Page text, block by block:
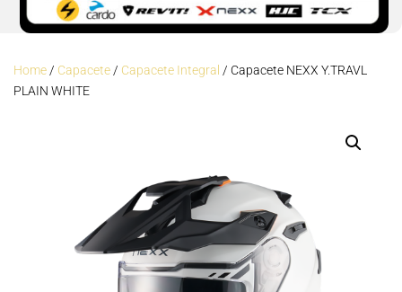
Home/ Capacete/ Capacete Integral / Capacete NEXX Y.TRAVL
PLAIN WHITE